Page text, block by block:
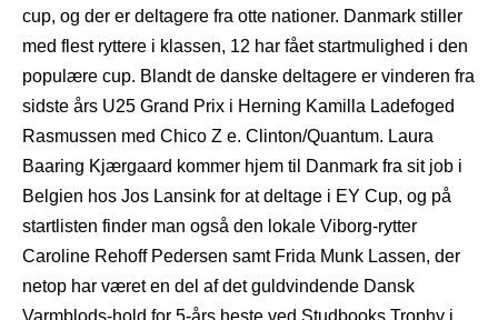
cup, og der er deltagere fra otte nationer. Danmark stiller
med flest ryttere i klassen, 12 har fået startmulighed i den
populære cup. Blandt de danske deltagere er vinderen fra
sidste års U25 Grand Prix i Herning Kamilla Ladefoged
Rasmussen med Chico Z e. Clinton/Quantum. Laura
Baaring Kjærgaard kommer hjem til Danmark fra sit job i
Belgien hos Jos Lansink for at deltage i EY Cup, og på
startlisten finder man også den lokale Viborg-rytter
Caroline Rehoff Pedersen samt Frida Munk Lassen, der
netop har været en del af det guldvindende Dansk
Varmblods-hold for 5-års heste ved Studbooks Trophy i